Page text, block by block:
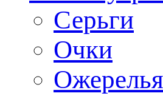
Серьги
Очки
Ожерелья